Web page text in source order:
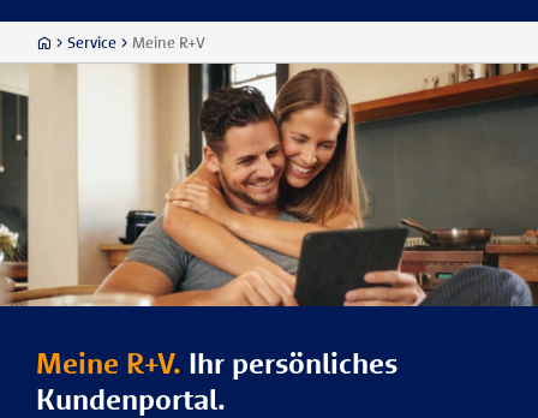
Service Meine R+V
Meine R+V. Ihr persönliches
Kundenportal.